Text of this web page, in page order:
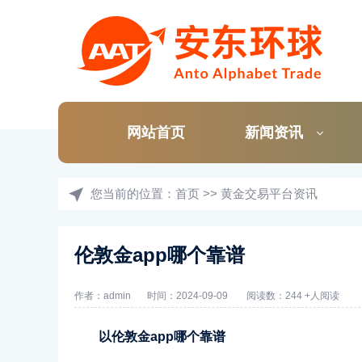
网站首页 新闻资讯
您当前的位置： 首页 >> 黄金交易平台资讯
伦敦金app哪个靠谱
作者：admin 时间：2024-09-09 阅读数：244 +人阅读
以伦敦金app哪个靠谱